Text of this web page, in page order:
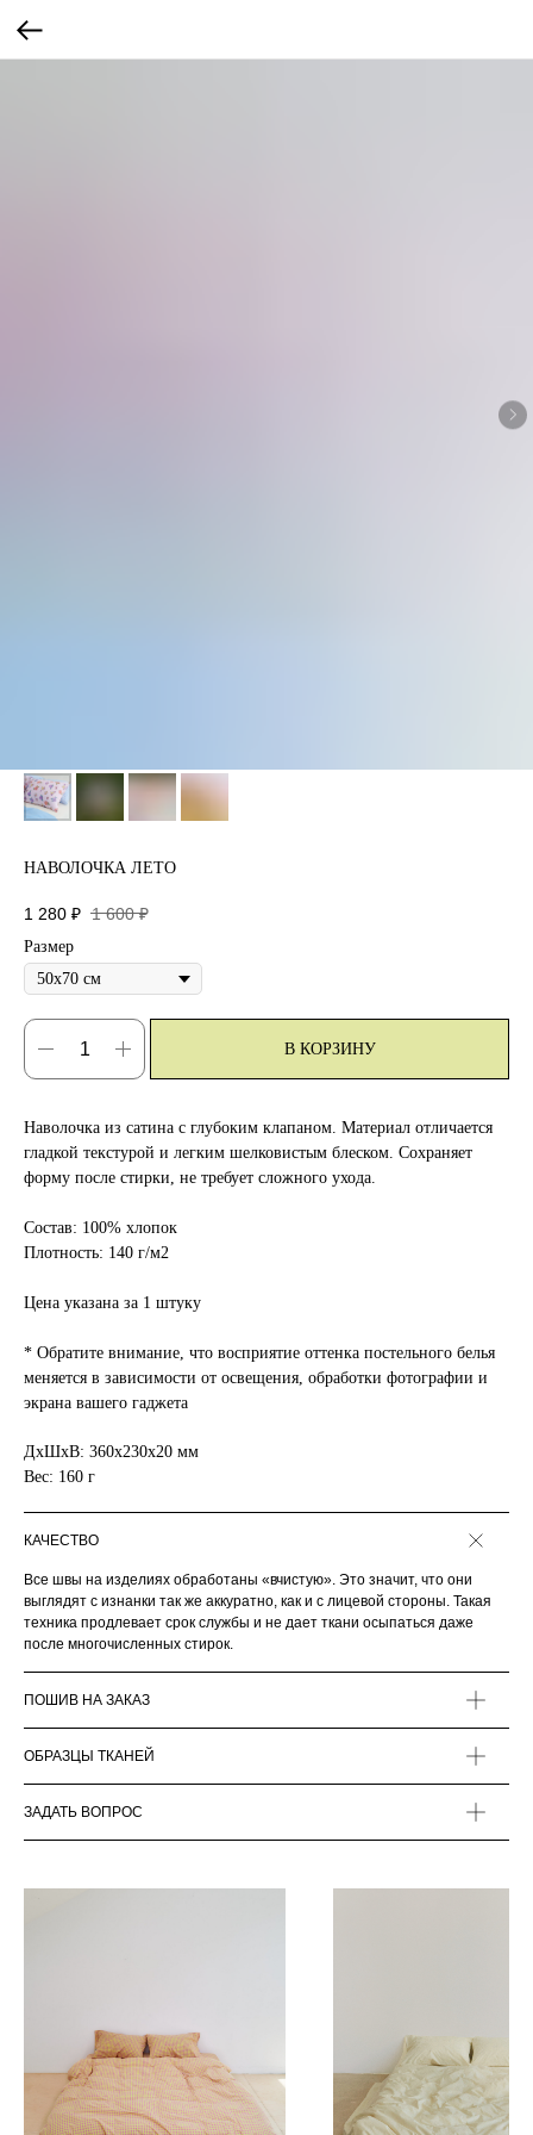
НАВОЛОЧКА ЛЕТО
1 280 ₽ 1 600 ₽
Размер
В КОРЗИНУ
Наволочка из сатина с глубоким клапаном. Материал отличается
гладкой текстурой и легким шелковистым блеском. Сохраняет
форму после стирки, не требует сложного ухода.
Состав: 100% хлопок
Плотность: 140 г/м2
Цена указана за 1 штуку
* Обратите внимание, что восприятие оттенка постельного белья
меняется в зависимости от освещения, обработки фотографии и
экрана вашего гаджета
ДxШxВ: 360x230x20 мм
Вес: 160 г
КАЧЕСТВО
Все швы на изделиях обработаны «вчистую». Это значит, что они
выглядят с изнанки так же аккуратно, как и с лицевой стороны. Такая
техника продлевает срок службы и не дает ткани осыпаться даже
после многочисленных стирок.
ПОШИВ НА ЗАКАЗ
ОБРАЗЦЫ ТКАНЕЙ
ЗАДАТЬ ВОПРОС